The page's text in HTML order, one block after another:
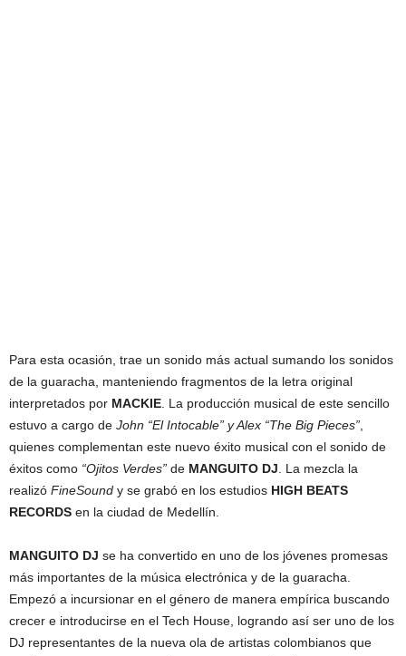
Para esta ocasión, trae un sonido más actual sumando los sonidos
de la guaracha, manteniendo fragmentos de la letra original
interpretados por MACKIE . La producción musical de este sencillo
estuvo a cargo de John “El Intocable” y Alex “The Big Pieces”
quienes complementan este nuevo éxito musical con el sonido de
éxitos como “Ojitos Verdes” de MANGUITO DJ . La mezcla la
realizó FineSound y se grabó en los estudios HIGH BEATS
RECORDS en la ciudad de Medellín.
MANGUITO DJ se ha convertido en uno de los jóvenes promesas
más importantes de la música electrónica y de la guaracha.
Empezó a incursionar en el género de manera empírica buscando
crecer e introducirse en el Tech House, logrando así ser uno de los
DJ representantes de la nueva ola de artistas colombianos que